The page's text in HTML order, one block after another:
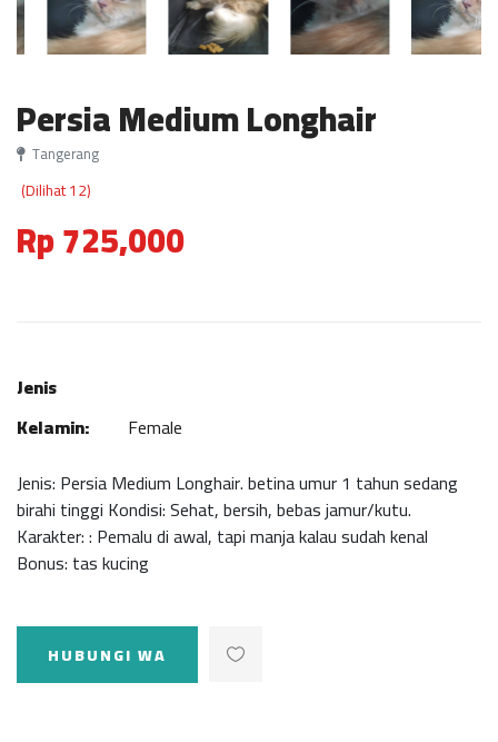
Persia Medium Longhair
Tangerang
(Dilihat 12)
Rp 725,000
Jenis
Kelamin:
Female
Jenis: Persia Medium Longhair. betina umur 1 tahun sedang
birahi tinggi Kondisi: Sehat, bersih, bebas jamur/kutu.
Karakter: : Pemalu di awal, tapi manja kalau sudah kenal
Bonus: tas kucing
HUBUNGI WA